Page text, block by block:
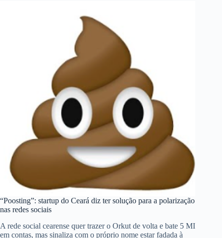
“Poosting”: startup do Ceará diz ter solução para a polarização
nas redes sociais
A rede social cearense quer trazer o Orkut de volta e bate 5 MI
em contas, mas sinaliza com o próprio nome estar fadada à